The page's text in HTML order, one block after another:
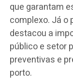
que garantam
complexo. Já o
destacou a
público e setor
preventivas e
porto.